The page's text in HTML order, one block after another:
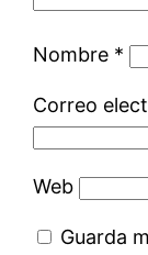
Nombre *
Correo
Web
Guarda